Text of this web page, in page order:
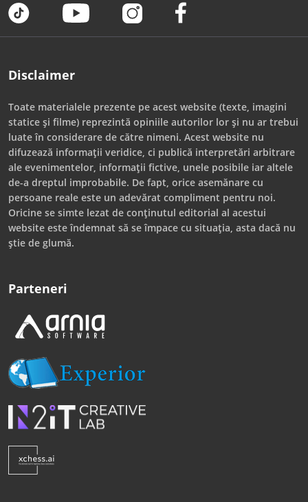
Disclaimer
Toate materialele prezente pe acest website (texte, imagini
statice și filme) reprezintă opiniile autorilor lor și nu ar trebui
luate în considerare de către nimeni. Acest website nu
difuzează informații veridice, ci publică interpretări arbitrare
ale evenimentelor, informații fictive, unele posibile iar altele
de-a dreptul improbabile. De fapt, orice asemănare cu
persoane reale este un adevărat compliment pentru noi.
Oricine se simte lezat de conținutul editorial al acestui
website este îndemnat să se împace cu situația, asta dacă nu
știe de glumă.
Parteneri